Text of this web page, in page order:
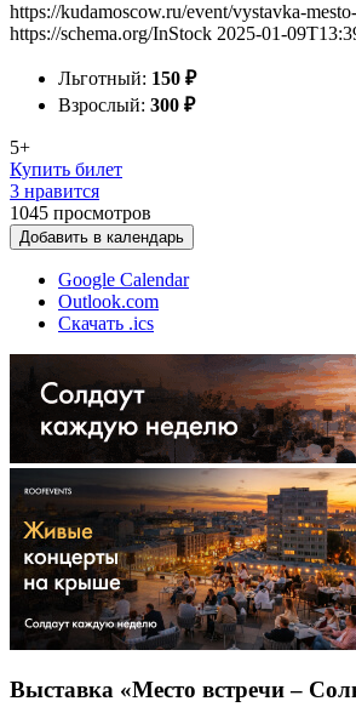
https://kudamoscow.ru/event/vystavka-
https://schema.org/InStock 2025-01-
Льготный: 150 ₽
Взрослый: 300 ₽
5+
Купить билет
3 нравится
1045 просмотров
Добавить в календарь
Google Calendar
Outlook.com
Скачать .ics
Выставка «Место встречи –